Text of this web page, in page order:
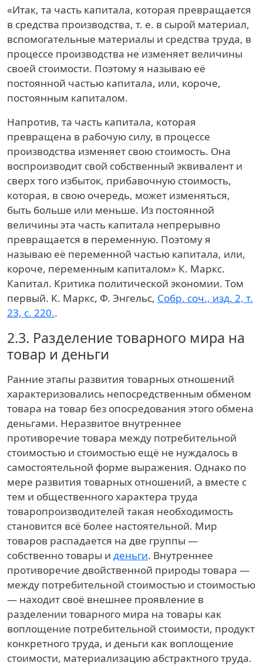
«Итак, та часть капитала, которая превращается
в средства производства, т. е. в сырой материал,
вспомогательные материалы и средства труда, в
процессе производства не изменяет величины
своей стоимости. Поэтому я называю её
постоянной частью капитала, или, короче,
постоянным капиталом.
Напротив, та часть капитала, которая
превращена в рабочую силу, в процессе
производства изменяет свою стоимость. Она
воспроизводит свой собственный эквивалент и
сверх того избыток, прибавочную стоимость,
которая, в свою очередь, может изменяться,
быть больше или меньше. Из постоянной
величины эта часть капитала непрерывно
превращается в переменную. Поэтому я
называю её переменной частью капитала, или,
короче, переменным капиталом» К. Маркс.
Капитал. Критика политической экономии. Том
первый. К. Маркс, Ф. Энгельс, Собр. соч., изд. 2, т.
23, с. 220..
2.3. Разделение товарного мира на
товар и деньги
Ранние этапы развития товарных отношений
характеризовались непосредственным обменом
товара на товар без опосредования этого обмена
деньгами. Неразвитое внутреннее
противоречие товара между потребительной
стоимостью и стоимостью ещё не нуждалось в
самостоятельной форме выражения. Однако по
мере развития товарных отношений, а вместе с
тем и общественного характера труда
товаропроизводителей такая необходимость
становится всё более настоятельной. Мир
товаров распадается на две группы —
собственно товары и деньги. Внутреннее
противоречие двойственной природы товара —
между потребительной стоимостью и стоимостью
— находит своё внешнее проявление в
разделении товарного мира на товары как
воплощение потребительной стоимости, продукт
конкретного труда, и деньги как воплощение
стоимости, материализацию абстрактного труда.